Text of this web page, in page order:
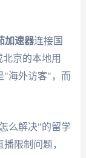
加速器连接国
京的本地用
"海外访客"，而
么解决"的留学
限制问题，